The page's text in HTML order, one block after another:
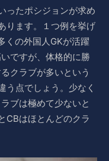
ったポシジョンが求め
ります。１つ例を挙げ
くの外国人GKが活躍
ですが、体格的に勝
クラブが多いという
う点でしょう。少なく
ブは極めて少ないと
CBはほとんどのクラ